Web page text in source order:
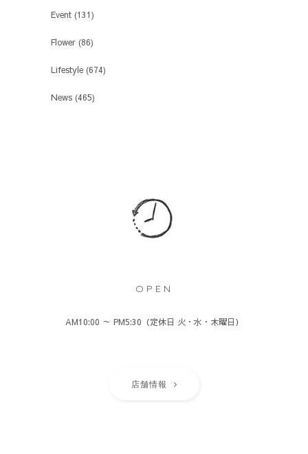
Event (131)
Flower (86)
Lifestyle (674)
News (465)
OPEN
AM10:00 ～ PM5:30（定休日 火・水・木曜日）
店舗情報